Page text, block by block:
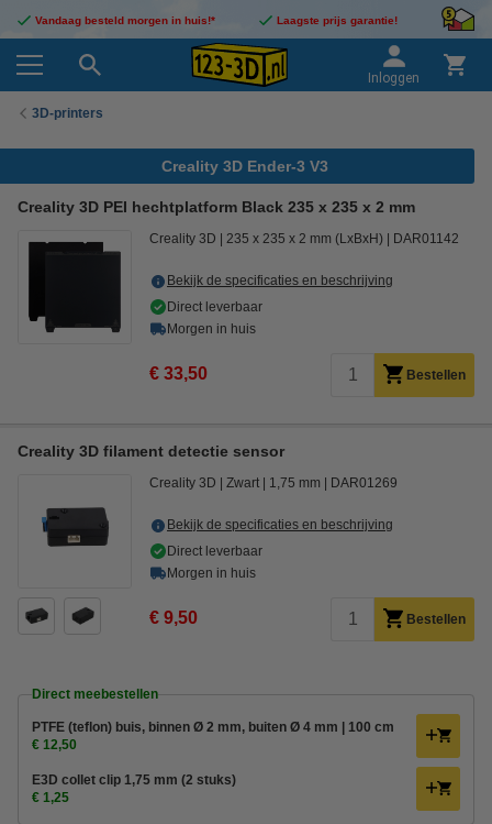
Vandaag besteld morgen in huis!* Laagste prijs garantie!
Inloggen
3D-printers
Creality 3D Ender-3 V3
Creality 3D PEI hechtplatform Black 235 x 235 x 2 mm
Creality 3D 235 x 235 x 2 mm (LxBxH) DAR01142
Bekijk de specificaties en beschrijving
Direct leverbaar
Morgen in huis
€ 33,50 Bestellen
Creality 3D filament detectie sensor
Creality 3D Zwart 1,75 mm DAR01269
Bekijk de specificaties en beschrijving
Direct leverbaar
Morgen in huis
€ 9,50 Bestellen
Direct meebestellen
PTFE (teflon) buis, binnen Ø 2 mm, buiten Ø 4 mm | 100 cm
€ 12,50
E3D collet clip 1,75 mm (2 stuks)
€ 1,25